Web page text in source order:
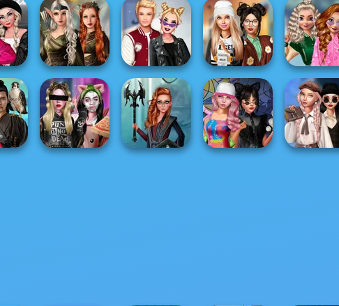
Vs
Elven Kingdom
Forest Of
Wonder...
Kiss, Marry, Hate
Challenge
Dress To Impress
Back To Schoo...
School
Popularity
Challenge